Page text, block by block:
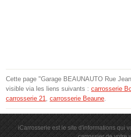
Cette page "Garage BEAUNAUTO Rue
visible via les liens suivants : carrosserie
carrosserie 21, carrosserie Beaune.
iCarrosserie est le site d'informations qui